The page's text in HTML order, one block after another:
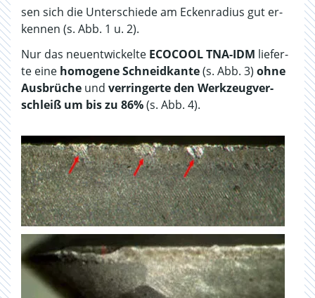
sen sich die Un­ter­schie­de am Ecken­ra­di­us gut er­
ken­nen (s. Abb. 1 u. 2).
Nur das neu­ent­wi­ckel­te ECO­COOL TNA-IDM lie­fer­
te eine ho­mo­ge­ne Schneid­kan­te(s. Abb. 3) ohne
Aus­brü­che und ver­rin­ger­te den Werk­zeug­ver­
schleiß um bis zu 86%(s. Abb. 4).